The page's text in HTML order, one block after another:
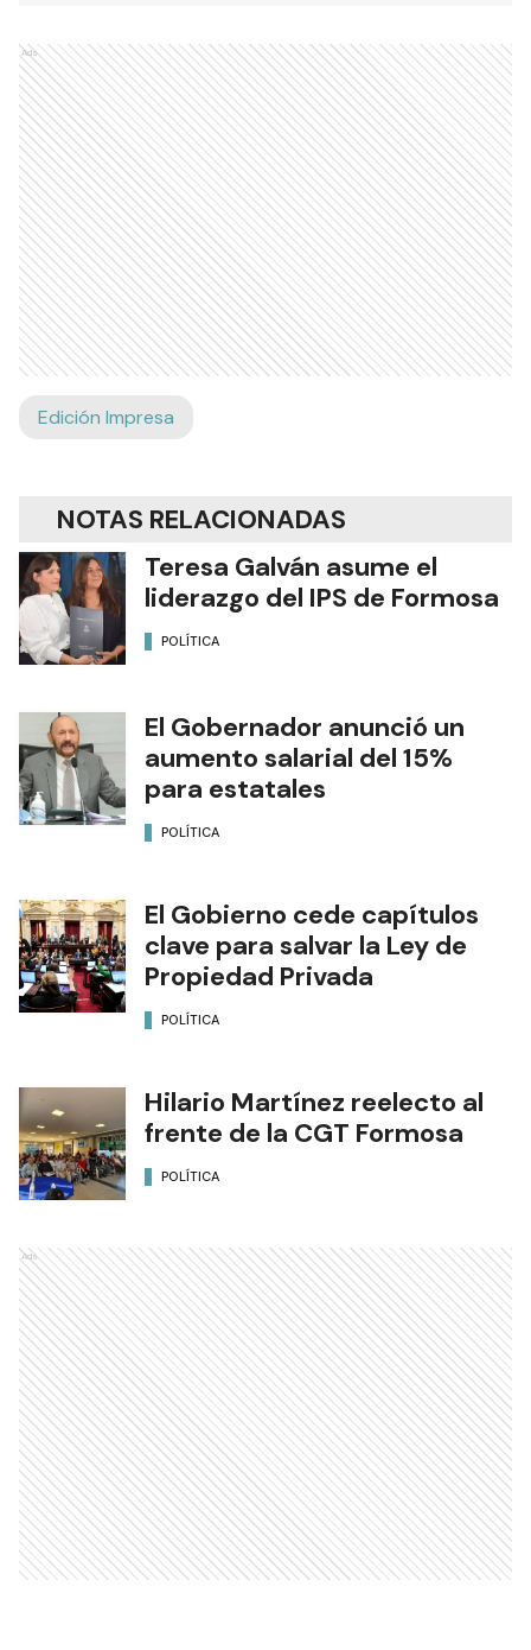
Ads
Edición Impresa
NOTAS RELACIONADAS
Teresa Galván asume el
liderazgo del IPS de Formosa
POLÍTICA
El Gobernador anunció un
aumento salarial del 15%
para estatales
POLÍTICA
El Gobierno cede capítulos
clave para salvar la Ley de
Propiedad Privada
POLÍTICA
Hilario Martínez reelecto al
frente de la CGT Formosa
POLÍTICA
Ads